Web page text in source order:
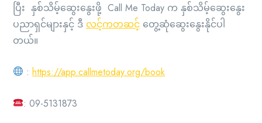
ပြီး နှစ်သိမ့်ဆွေးနွေးဖို့ Call Me Today က နှစ်သိမ့်ဆွေးနွေး
ပညာရှင်များနှင့် ဒီ လင့်ကတဆင့် တွေ့ဆုံဆွေးနွေးနိုင်ပါ
တယ်။
:https://app.callmetoday.org/book
: 09-5131873